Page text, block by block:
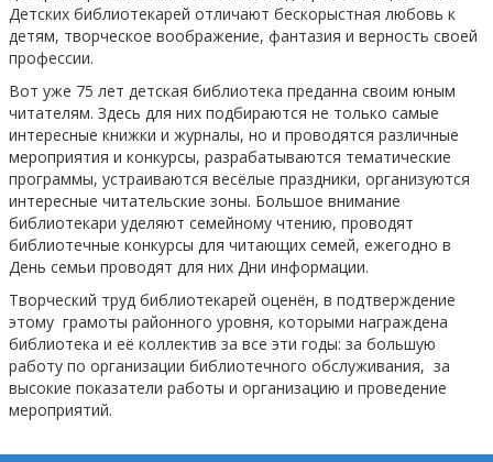
Детских библиотекарей отличают бескорыстная любовь к
детям, творческое воображение, фантазия и верность своей
профессии.
Вот уже 75 лет детская библиотека преданна своим юным
читателям. Здесь для них подбираются не только самые
интересные книжки и журналы, но и проводятся различные
мероприятия и конкурсы, разрабатываются тематические
программы, устраиваются весёлые праздники, организуются
интересные читательские зоны. Большое внимание
библиотекари уделяют семейному чтению, проводят
библиотечные конкурсы для читающих семей, ежегодно в
День семьи проводят для них Дни информации.
Творческий труд библиотекарей оценён, в подтверждение
этому грамоты районного уровня, которыми награждена
библиотека и её коллектив за все эти годы: за большую
работу по организации библиотечного обслуживания, за
высокие показатели работы и организацию и проведение
мероприятий.